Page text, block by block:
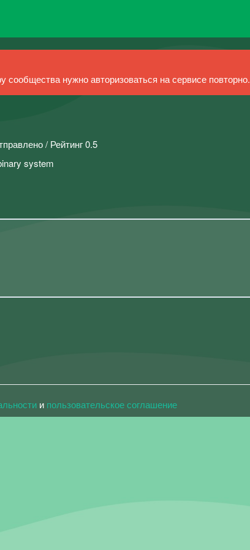
нужно авторизоваться на сервисе повторно.
/ Рейтинг 0.5
system
и пользовательское соглашение